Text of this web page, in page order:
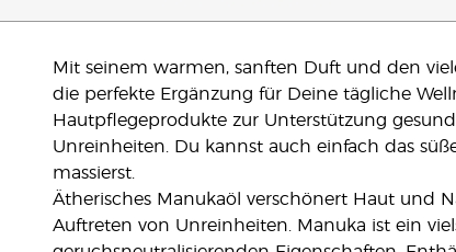
Mit seinem warmen, sanften Duft und den
die perfekte Ergänzung für Deine tägliche
Hautpflegeprodukte zur Unterstützung
Unreinheiten. Du kannst auch einfach das
massierst.
Ätherisches Manukaöl verschönert Haut und
Auftreten von Unreinheiten. Manuka ist ein